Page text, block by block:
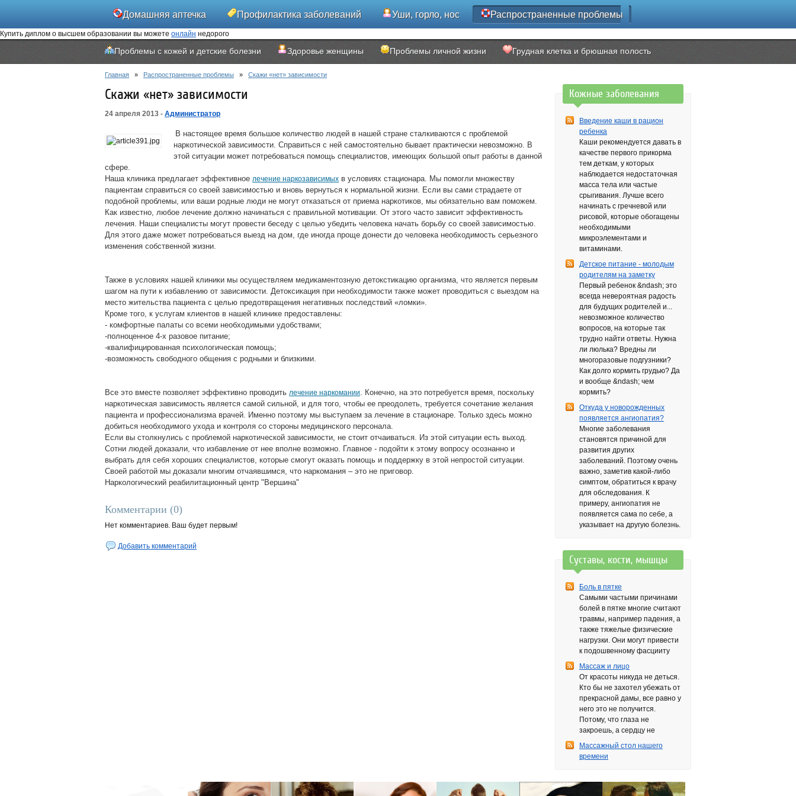
Домашняя аптечка Профилактика заболеваний Уши, горло, нос Распространенные проблемы
Контакты
Купить диплом о высшем образовании вы можете онлайн недорого
Проблемы с кожей и детские болезни Здоровье женщины Проблемы личной жизни Грудная клетка и брюшная полость
Главная » Распространенные проблемы » Скажи «нет» зависимости
Скажи «нет» зависимости
24 апреля 2013 - Администратор
В настоящее время большое количество людей в нашей стране сталкиваются с проблемой
наркотической зависимости. Справиться с ней самостоятельно бывает практически невозможно. В
этой ситуации может потребоваться помощь специалистов, имеющих большой опыт работы в данной
сфере.
Наша клиника предлагает эффективное лечение наркозависимых в условиях стационара. Мы помогли множеству
пациентам справиться со своей зависимостью и вновь вернуться к нормальной жизни. Если вы сами страдаете от
подобной проблемы, или ваши родные люди не могут отказаться от приема наркотиков, мы обязательно вам поможем.
Как известно, любое лечение должно начинаться с правильной мотивации. От этого часто зависит эффективность
лечения. Наши специалисты могут провести беседу с целью убедить человека начать борьбу со своей зависимостью.
Для этого даже может потребоваться выезд на дом, где иногда проще донести до человека необходимость серьезного
изменения собственной жизни.
Также в условиях нашей клиники мы осуществляем медикаментозную детокстикацию организма, что является первым
шагом на пути к избавлению от зависимости. Детоксикация при необходимости также может проводиться с выездом на
место жительства пациента с целью предотвращения негативных последствий «ломки».
Кроме того, к услугам клиентов в нашей клинике предоставлены:
- комфортные палаты со всеми необходимыми удобствами;
-полноценное 4-х разовое питание;
-квалифицированная психологическая помощь;
-возможность свободного общения с родными и близкими.
Все это вместе позволяет эффективно проводить лечение наркомании. Конечно, на это потребуется время, поскольку
наркотическая зависимость является самой сильной, и для того, чтобы ее преодолеть, требуется сочетание желания
пациента и профессионализма врачей. Именно поэтому мы выступаем за лечение в стационаре. Только здесь можно
добиться необходимого ухода и контроля со стороны медицинского персонала.
Если вы столкнулись с проблемой наркотической зависимости, не стоит отчаиваться. Из этой ситуации есть выход.
Сотни людей доказали, что избавление от нее вполне возможно. Главное - подойти к этому вопросу осознанно и
выбрать для себя хороших специалистов, которые смогут оказать помощь и поддержку в этой непростой ситуации.
Своей работой мы доказали многим отчаявшимся, что наркомания – это не приговор.
Наркологический реабилитационный центр "Вершина"
Комментарии (0)
Нет комментариев. Ваш будет первым!
Добавить комментарий
Кожные заболевания
Введение каши в рацион
ребенка
Каши рекомендуется давать в
качестве первого прикорма
тем деткам, у которых
наблюдается недостаточная
масса тела или частые
срыгивания. Лучше всего
начинать с гречневой или
рисовой, которые обогащены
необходимыми
микроэлементами и
витаминами.
Детское питание - молодым
родителям на заметку
Первый ребенок &ndash; это
всегда невероятная радость
для будущих родителей и...
невозможное количество
вопросов, на которые так
трудно найти ответы. Нужна
ли люлька? Вредны ли
многоразовые подгузники?
Как долго кормить грудью? Да
и вообще &ndash; чем
кормить?
Откуда у новорожденных
появляется ангиопатия?
Многие заболевания
становятся причиной для
развития других
заболеваний. Поэтому очень
важно, заметив какой-либо
симптом, обратиться к врачу
для обследования. К
примеру, ангиопатия не
появляется сама по себе, а
указывает на другую болезнь.
Суставы, кости, мышцы
Боль в пятке
Самыми частыми причинами
болей в пятке многие считают
травмы, например падения, а
также тяжелые физические
нагрузки. Они могут привести
к подошвенному фасцииту
Массаж и лицо
От красоты никуда не деться.
Кто бы не захотел убежать от
прекрасной дамы, все равно у
него это не получится.
Потому, что глаза не
закроешь, а сердцу не
Массажный стол нашего
времени